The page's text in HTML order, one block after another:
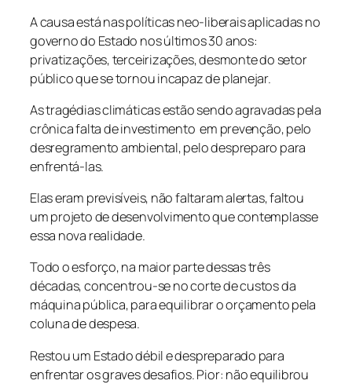
A causa está nas políticas neo-liberais aplicadas no
governo do Estado nos últimos 30 anos:
privatizações, terceirizações, desmonte do setor
público que se tornou incapaz de planejar.
As tragédias climáticas estão sendo agravadas pela
crônica falta de investimento em prevenção, pelo
desregramento ambiental, pelo despreparo para
enfrentá-las.
Elas eram previsíveis, não faltaram alertas, faltou
um projeto de desenvolvimento que contemplasse
essa nova realidade.
Todo o esforço, na maior parte dessas três
décadas, concentrou-se no corte de custos da
máquina pública, para equilibrar o orçamento pela
coluna de despesa.
Restou um Estado débil e despreparado para
enfrentar os graves desafios. Pior: não equilibrou